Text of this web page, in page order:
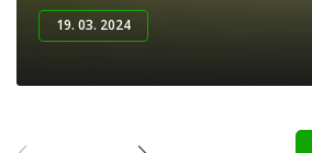
19. 03. 2024